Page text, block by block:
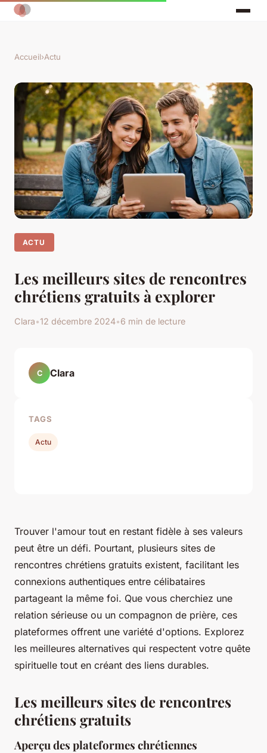
Accueil›Actu
ACTU
Les meilleurs sites de rencontres
chrétiens gratuits à explorer
Clara•12 décembre 2024•6 min de lecture
Trouver l'amour tout en restant fidèle à ses valeurs
peut être un défi. Pourtant, plusieurs sites de
rencontres chrétiens gratuits existent, facilitant les
connexions authentiques entre célibataires
partageant la même foi. Que vous cherchiez une
relation sérieuse ou un compagnon de prière, ces
plateformes offrent une variété d'options. Explorez
les meilleures alternatives qui respectent votre quête
spirituelle tout en créant des liens durables.
Les meilleurs sites de rencontres
chrétiens gratuits
Aperçu des plateformes chrétiennes
C Clara
TAGS
Actu